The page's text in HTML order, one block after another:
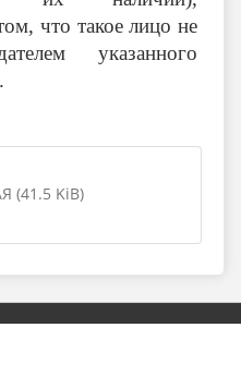
что такое лицо не
указанного
(41.5 KiB)